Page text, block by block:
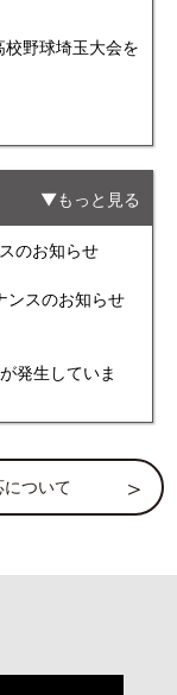
校野球埼玉大会を
もっと見る
のお知らせ
ンスのお知らせ
発生していま
ついて